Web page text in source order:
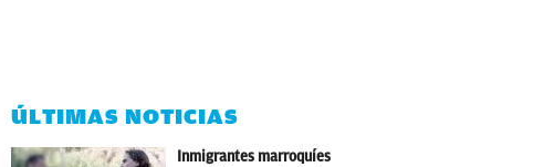
ÚLTIMAS NOTICIAS
Inmigrantes marroquíes